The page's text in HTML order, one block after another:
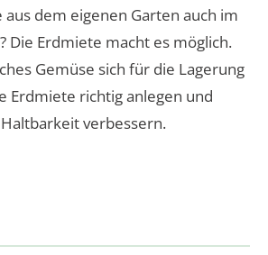
aus dem eigenen Garten auch im
Die Erdmiete macht es möglich.
Gemüse sich für die Lagerung
Erdmiete richtig anlegen und
verbessern.